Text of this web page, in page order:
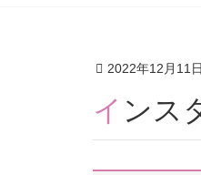
2022年12月11日
イン